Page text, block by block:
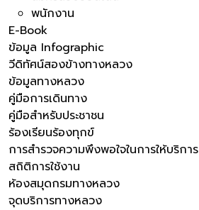
พนักงาน
E-Book
ข้อมูล Infographic
วีดิทัศน์สองข้างทางหลวง
ข้อมูลทางหลวง
คู่มือการเดินทาง
คู่มือสำหรับประชาชน
ร้องเรียนร้องทุกข์
การสำรวจความพึงพอใจในการให้บริการ
สถิติการใช้งาน
ห้องสมุดกรมทางหลวง
จุดบริการทางหลวง